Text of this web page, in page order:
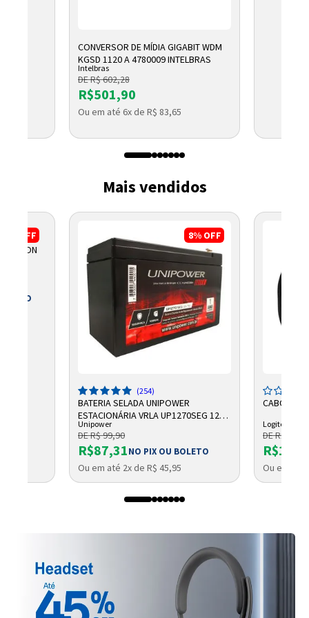
CONVERSOR DE MÍDIA GIGABIT WDM
KGSD 1120 A 4780009 INTELBRAS
Intelbras
DE R$ 602,28
R$501,90
Ou em até 6x de R$ 83,65
Mais vendidos
OFF
8% OFF
(254)
BATERIA SELADA UNIPOWER
ESTACIONÁRIA VRLA UP1270SEG 12V
7AH F187
Unipower
DE R$ 99,90
R$87,31NO PIX OU BOLETO
Ou em até 2x de R$ 45,95
CABO
Logitech
DE R$
Ou em até